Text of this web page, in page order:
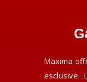
Maxima
esclusive.